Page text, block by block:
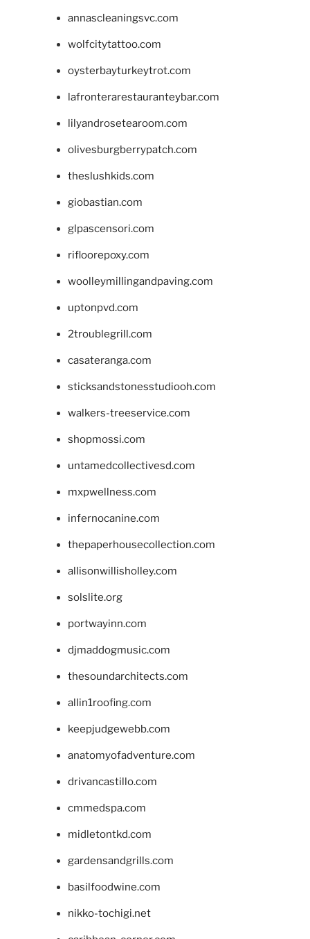
annascleaningsvc.com
wolfcitytattoo.com
oysterbayturkeytrot.com
lafronterarestauranteybar.com
lilyandrosetearoom.com
olivesburgberrypatch.com
theslushkids.com
giobastian.com
glpascensori.com
rifloorepoxy.com
woolleymillingandpaving.com
uptonpvd.com
2troublegrill.com
casateranga.com
sticksandstonesstudiooh.com
walkers-treeservice.com
shopmossi.com
untamedcollectivesd.com
mxpwellness.com
infernocanine.com
thepaperhousecollection.com
allisonwillisholley.com
solslite.org
portwayinn.com
djmaddogmusic.com
thesoundarchitects.com
allin1roofing.com
keepjudgewebb.com
anatomyofadventure.com
drivancastillo.com
cmmedspa.com
midletontkd.com
gardensandgrills.com
basilfoodwine.com
nikko-tochigi.net